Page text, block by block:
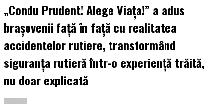
„Condu Prudent! Alege Viața!” a adus
brașovenii față în față cu realitatea
accidentelor rutiere, transformând
siguranța rutieră într-o experiență trăită,
nu doar explicată